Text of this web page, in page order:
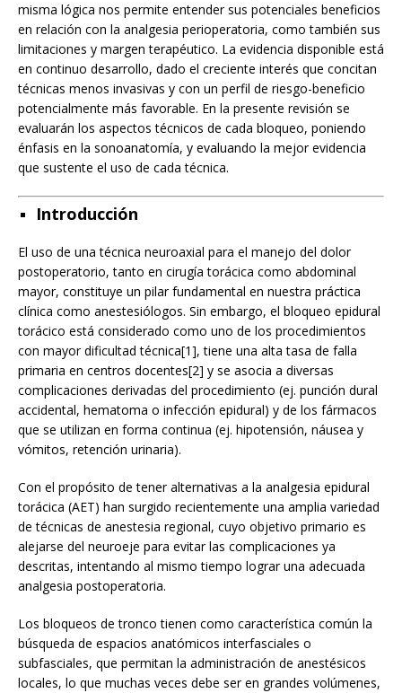
misma lógica nos permite entender sus potenciales beneficios
en relación con la analgesia perioperatoria, como también sus
limitaciones y margen terapéutico. La evidencia disponible está
en continuo desarrollo, dado el creciente interés que concitan
técnicas menos invasivas y con un perfil de riesgo-beneficio
potencialmente más favorable. En la presente revisión se
evaluarán los aspectos técnicos de cada bloqueo, poniendo
énfasis en la sonoanatomía, y evaluando la mejor evidencia
que sustente el uso de cada técnica.
Introducción
El uso de una técnica neuroaxial para el manejo del dolor
postoperatorio, tanto en cirugía torácica como abdominal
mayor, constituye un pilar fundamental en nuestra práctica
clínica como anestesiólogos. Sin embargo, el bloqueo epidural
torácico está considerado como uno de los procedimientos
con mayor dificultad técnica[1], tiene una alta tasa de falla
primaria en centros docentes[2] y se asocia a diversas
complicaciones derivadas del procedimiento (ej. punción dural
accidental, hematoma o infección epidural) y de los fármacos
que se utilizan en forma continua (ej. hipotensión, náusea y
vómitos, retención urinaria).
Con el propósito de tener alternativas a la analgesia epidural
torácica (AET) han surgido recientemente una amplia variedad
de técnicas de anestesia regional, cuyo objetivo primario es
alejarse del neuroeje para evitar las complicaciones ya
descritas, intentando al mismo tiempo lograr una adecuada
analgesia postoperatoria.
Los bloqueos de tronco tienen como característica común la
búsqueda de espacios anatómicos interfasciales o
subfasciales, que permitan la administración de anestésicos
locales, lo que muchas veces debe ser en grandes volúmenes,